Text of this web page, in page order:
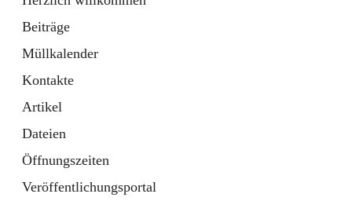
Beiträge
Müllkalender
Kontakte
Artikel
Dateien
Öffnungszeiten
Veröffentlichungsportal
Ordner
in
Tab
Formulare
Artikel
öffnet
in
neuem
Tab